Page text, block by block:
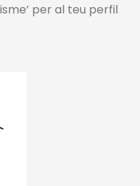
per al teu perfil